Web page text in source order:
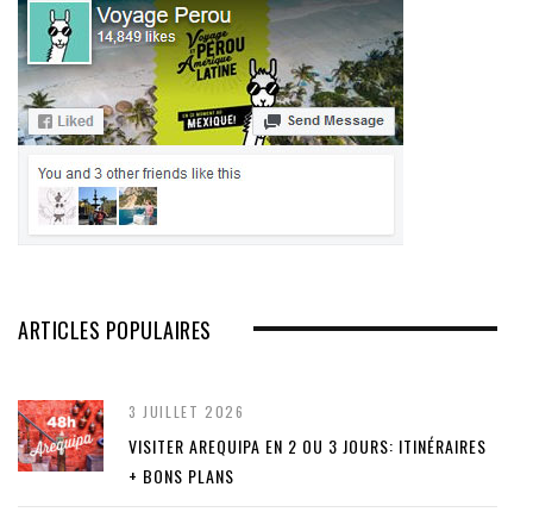
ARTICLES POPULAIRES
3 JUILLET 2026
VISITER AREQUIPA EN 2 OU 3 JOURS: ITINÉRAIRES
+ BONS PLANS